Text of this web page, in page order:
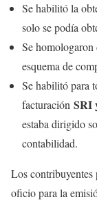
Se habilitó la
solo se podía
Se homologaron
esquema de
Se habilitó para
facturación SRI
estaba dirigido
contabilidad.
Los contribuyentes
oficio para la